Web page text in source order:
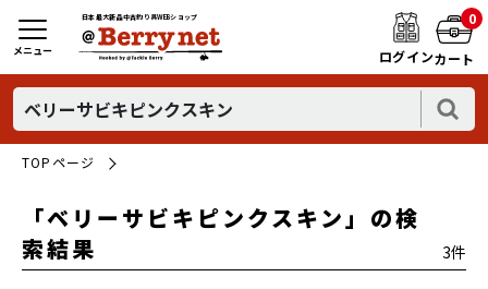
日本最大新品中古釣り具WEBショップ
ログイン
0
カート
メニュー
TOPページ
「ベリーサビキピンクスキン」の検
索結果
3件